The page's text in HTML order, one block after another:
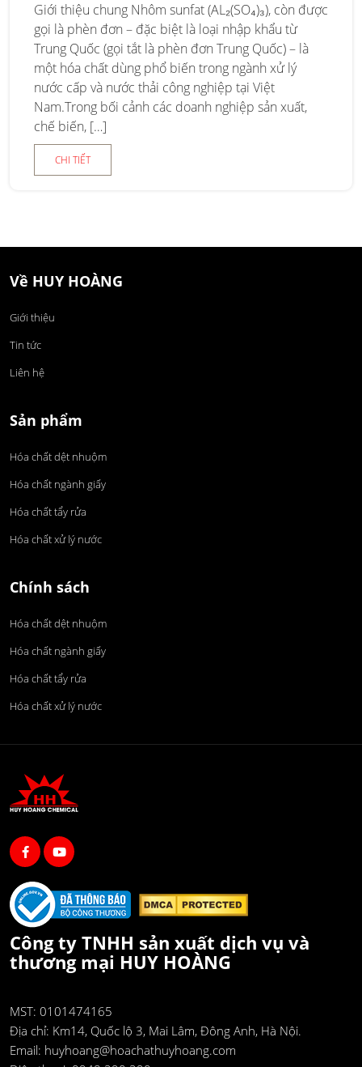
Giới thiệu chung Nhôm sunfat (AL₂(SO₄)₃), còn được
gọi là phèn đơn – đặc biệt là loại nhập khẩu từ
Trung Quốc (gọi tắt là phèn đơn Trung Quốc) – là
một hóa chất dùng phổ biến trong ngành xử lý
nước cấp và nước thải công nghiệp tại Việt
Nam.Trong bối cảnh các doanh nghiệp sản xuất,
chế biến, […]
CHI TIẾT
Về HUY HOÀNG
Giới thiệu
Tin tức
Liên hệ
Sản phẩm
Hóa chất dệt nhuộm
Hóa chất ngành giấy
Hóa chất tẩy rửa
Hóa chất xử lý nước
Chính sách
Hóa chất dệt nhuộm
Hóa chất ngành giấy
Hóa chất tẩy rửa
Hóa chất xử lý nước
Công ty TNHH sản xuất dịch vụ và
thương mại HUY HOÀNG
MST: 0101474165
Địa chỉ: Km14, Quốc lộ 3, Mai Lâm, Đông Anh, Hà Nội.
Email: huyhoang@hoachathuyhoang.com